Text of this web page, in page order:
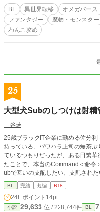
んは魔王の息子のヴィヴィ。 なんと彼は赤ちゃんに異世界に召喚されてしま
った。 突然現れた人間に魔王城は大騒ぎ。すったもんだで魔王の娘のボディ
ガード兼ベビーシッターをする羽目に。 人間界と魔界。 そしてバ
念こそ存在しないものの、魔力のあ
世界に帰れるのか？ はたまたこの
ら一斉に矢印を向けられる、というある種の総
BL 異世界転移 オメガバース
ファンタジー
魔物・モンスター
わんこ攻め
25
大型犬Subのしつけは射精
三谷玲
25歳ブラックIT企業に勤める佐分
持っている。パワハラ上司の無茶
ているつもりだったが、ある日繁
たことで、本当のCommand＜命令
ubで互いの支配したい、支配され
いプレイだけのパートナーになって
サブだったが、DomのCommandの
本に射精管理されることに……。 Dom/Subユニバース（SM要素のある特殊性の
ある世界）の設定をお借りしてい
BL 完結 短編 R18
24h.ポイント 14pt
小説 29,633 位 / 228,744件 BL